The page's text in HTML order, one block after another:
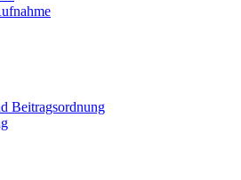
Beitragsordnung